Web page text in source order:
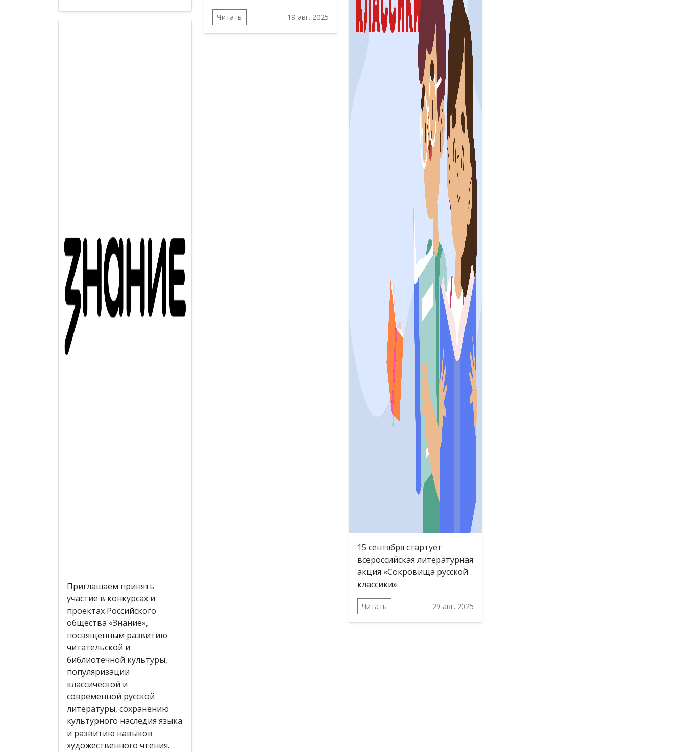
15 сентября стартует
всероссийская литературная
акция «Сокровища русской
классики»
Читать 29 авг. 2025
Приглашаем принять
участие в конкурсах и
проектах Российского
общества «Знание»,
посвященным развитию
читательской и
библиотечной культуры,
популяризации
классической и
современной русской
литературы, сохранению
культурного наследия языка
и развитию навыков
художественного чтения.
Читать 19 авг. 2025